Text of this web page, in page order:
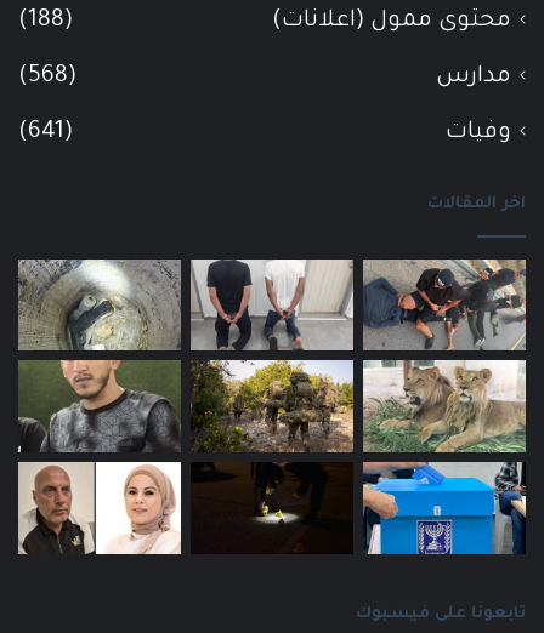
محتوى ممول (اعلانات) (188)
مدارس (568)
وفيات (641)
اخر المقالات
تابعونا على فيسبوك